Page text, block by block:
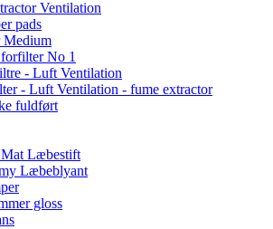
Ventilation
pads
No 1
- Luft Ventilation
- Luft Ventilation - fume extractor
fuldført
Læbestift
Læbeblyant
gloss